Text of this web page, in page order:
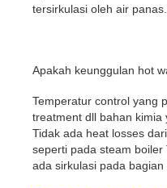
tersirkulasi oleh air panas.
Apakah keunggulan hot
Temperatur control yang
treatment dll bahan
Tidak ada heat losses
seperti pada steam
ada sirkulasi pada